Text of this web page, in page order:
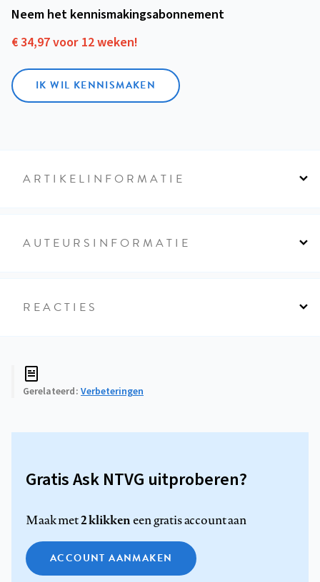
Neem het kennismakings­abonnement
€ 34,97 voor 12 weken!
IK WIL KENNISMAKEN
ARTIKELINFORMATIE
AUTEURSINFORMATIE
REACTIES
Gerelateerd Verbeteringen
Gratis Ask NTVG uitproberen?
Maak met2 klikkeneen gratis account aan
ACCOUNT AANMAKEN